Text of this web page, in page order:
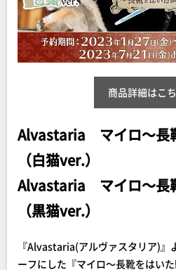
商品詳細はこ
Alvastaria マイロ～長
（白猫ver.）
Alvastaria マイロ～長
（黒猫ver.）
『Alvastaria(アルヴァスタリア)』
ーフにした『マイロ～長靴をはい